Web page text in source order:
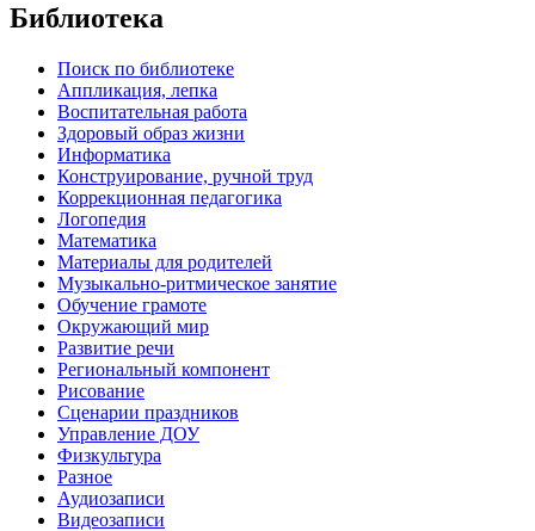
Библиотека
Поиск по библиотеке
Аппликация, лепка
Воспитательная работа
Здоровый образ жизни
Информатика
Конструирование, ручной труд
Коррекционная педагогика
Логопедия
Математика
Материалы для родителей
Музыкально-ритмическое занятие
Обучение грамоте
Окружающий мир
Развитие речи
Региональный компонент
Рисование
Сценарии праздников
Управление ДОУ
Физкультура
Разное
Аудиозаписи
Видеозаписи